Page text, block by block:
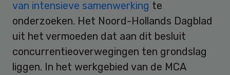
van intensieve samenwerking te
onderzoeken. Het Noord-Hollands Dagblad
uit het vermoeden dat aan dit besluit
concurrentieoverwegingen ten grondslag
liggen. In het werkgebied van de MCA